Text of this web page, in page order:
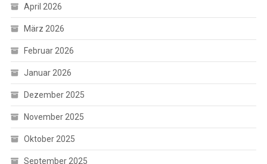
April 2026
März 2026
Februar 2026
Januar 2026
Dezember 2025
November 2025
Oktober 2025
September 2025